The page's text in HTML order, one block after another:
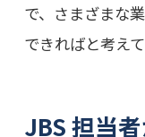
で、さまざまな
できればと考えて
JBS 担当